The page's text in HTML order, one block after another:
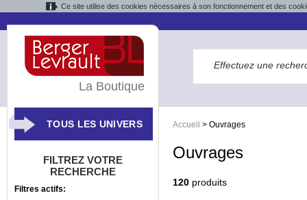
Ce site utilise des cookies nécessaires à son fonctionnement et des
Accueil > Ouvrages
Ouvrages
120 produits
La Boutique
TOUS LES UNIVERS
FILTREZ VOTRE
RECHERCHE
Filtres actifs: